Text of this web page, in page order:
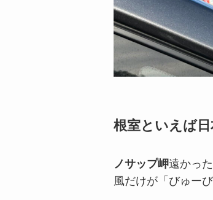
根室といえば日
ノサップ岬遠かっ
風だけが「びゅー